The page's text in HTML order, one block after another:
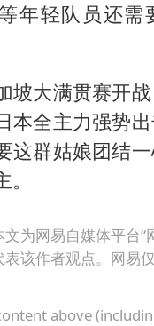
年轻队员还需
坡大满贯赛开
本全主力强势
这群姑娘团结
为网易自媒体平台“
表该作者观点。网易
above